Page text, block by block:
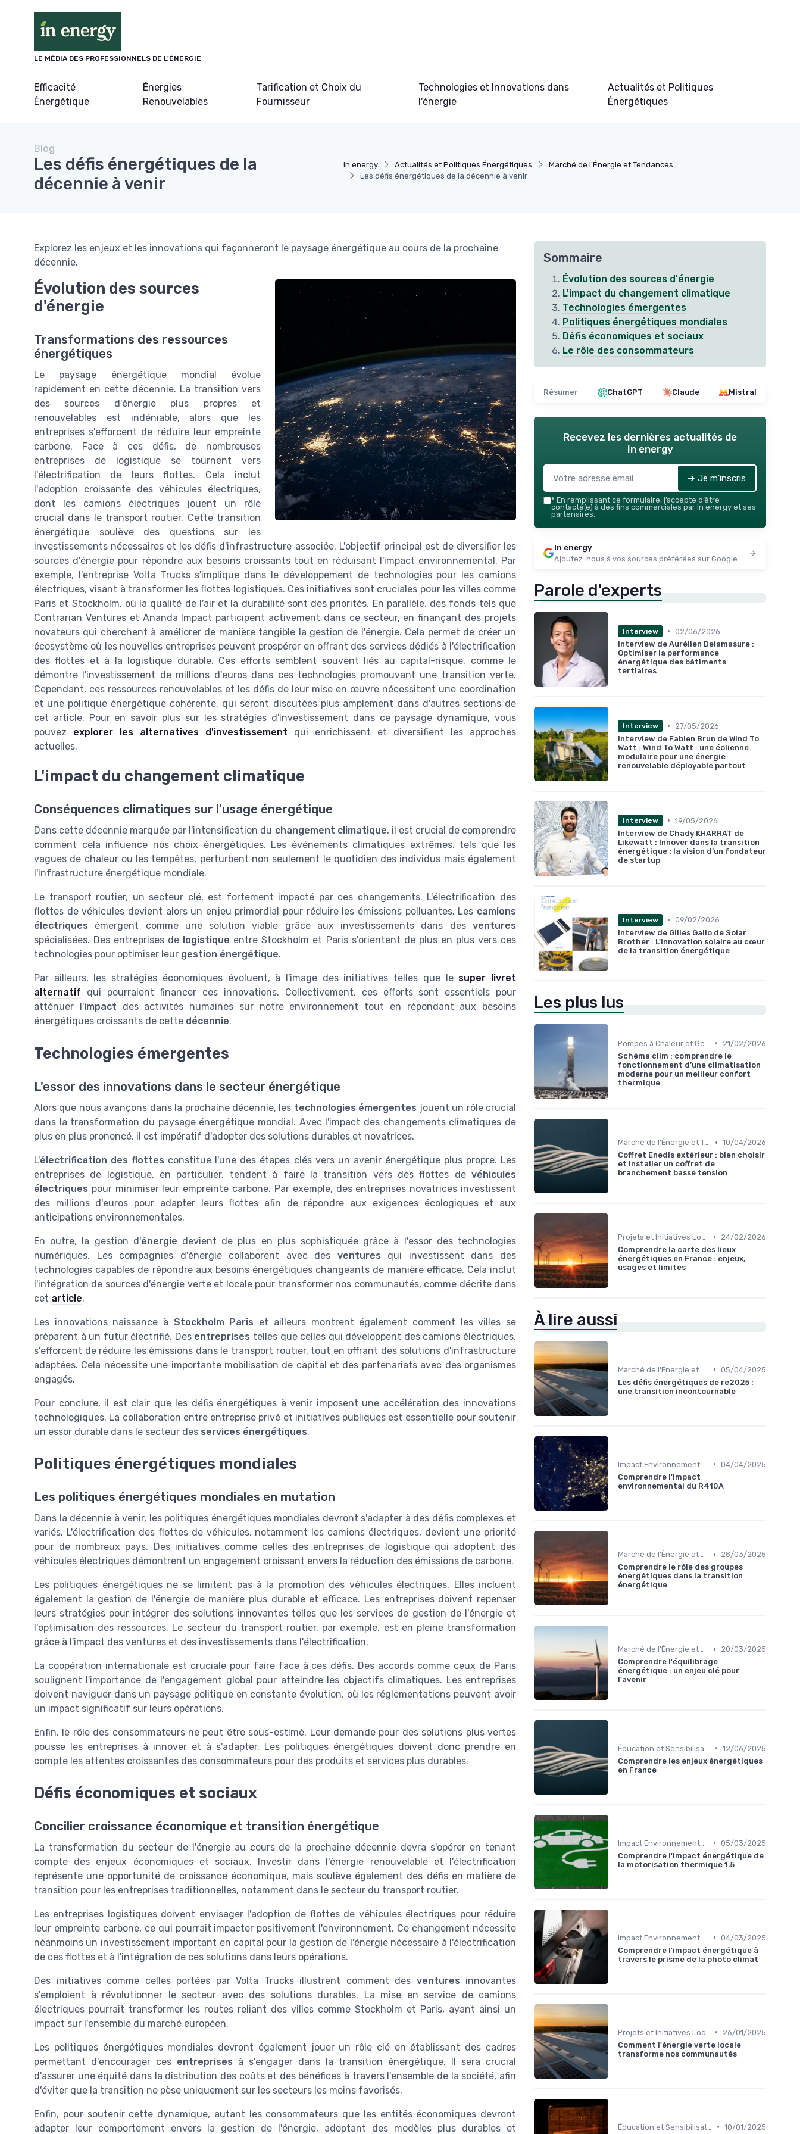
LE MÉDIA DES PROFESSIONNELS DE L'ÉNERGIE
Efficacité
Énergétique
Énergies
Renouvelables
Tarification et Choix du
Fournisseur
Technologies et Innovations dans
l'énergie
Actualités et Politiques
Énergétiques
In energy Actualités et Politiques Énergétiques
Marché de l'Énergie et Tendances
Les défis énergétiques de la décennie à venir
Blog
Les défis énergétiques de la
décennie à venir
Explorez les enjeux et les innovations qui façonneront le paysage énergétique au cours de la prochaine
décennie.
Évolution des sources
d'énergie
Transformations des ressources
énergétiques
Le paysage énergétique mondial évolue
rapidement en cette décennie. La transition vers
des sources d'énergie plus propres et
renouvelables est indéniable, alors que les
entreprises s'efforcent de réduire leur empreinte
carbone. Face à ces défis, de nombreuses
entreprises de logistique se tournent vers
l'électrification de leurs flottes. Cela inclut
l'adoption croissante des véhicules électriques,
dont les camions électriques jouent un rôle
crucial dans le transport routier. Cette transition
énergétique soulève des questions sur les
investissements nécessaires et les défis d'infrastructure associée. L'objectif principal est de diversifier les
sources d'énergie pour répondre aux besoins croissants tout en réduisant l'impact environnemental. Par
exemple, l'entreprise Volta Trucks s'implique dans le développement de technologies pour les camions
électriques, visant à transformer les flottes logistiques. Ces initiatives sont cruciales pour les villes comme
Paris et Stockholm, où la qualité de l'air et la durabilité sont des priorités. En parallèle, des fonds tels que
Contrarian Ventures et Ananda Impact participent activement dans ce secteur, en finançant des projets
novateurs qui cherchent à améliorer de manière tangible la gestion de l'énergie. Cela permet de créer un
écosystème où les nouvelles entreprises peuvent prospérer en offrant des services dédiés à l'électrification
des flottes et à la logistique durable. Ces efforts semblent souvent liés au capital-risque, comme le
démontre l'investissement de millions d'euros dans ces technologies promouvant une transition verte.
Cependant, ces ressources renouvelables et les défis de leur mise en œuvre nécessitent une coordination
et une politique énergétique cohérente, qui seront discutées plus amplement dans d'autres sections de
cet article. Pour en savoir plus sur les stratégies d'investissement dans ce paysage dynamique, vous
pouvez explorer les alternatives d'investissement qui enrichissent et diversifient les approches
actuelles.
L'impact du changement climatique
Conséquences climatiques sur l'usage énergétique
Dans cette décennie marquée par l'intensification du changement climatique, il est crucial de comprendre
comment cela influence nos choix énergétiques. Les événements climatiques extrêmes, tels que les
vagues de chaleur ou les tempêtes, perturbent non seulement le quotidien des individus mais également
l'infrastructure énergétique mondiale.
Le transport routier, un secteur clé, est fortement impacté par ces changements. L'électrification des
flottes de véhicules devient alors un enjeu primordial pour réduire les émissions polluantes. Les camions
électriques émergent comme une solution viable grâce aux investissements dans des ventures
spécialisées. Des entreprises de logistique entre Stockholm et Paris s'orientent de plus en plus vers ces
technologies pour optimiser leur gestion énergétique.
Par ailleurs, les stratégies économiques évoluent, à l'image des initiatives telles que le super livret
alternatif qui pourraient financer ces innovations. Collectivement, ces efforts sont essentiels pour
atténuer l'impact des activités humaines sur notre environnement tout en répondant aux besoins
énergétiques croissants de cette décennie.
Technologies émergentes
L'essor des innovations dans le secteur énergétique
Alors que nous avançons dans la prochaine décennie, les technologies émergentes jouent un rôle crucial
dans la transformation du paysage énergétique mondial. Avec l'impact des changements climatiques de
plus en plus prononcé, il est impératif d'adopter des solutions durables et novatrices.
L'électrification des flottes constitue l'une des étapes clés vers un avenir énergétique plus propre. Les
entreprises de logistique, en particulier, tendent à faire la transition vers des flottes de véhicules
électriques pour minimiser leur empreinte carbone. Par exemple, des entreprises novatrices investissent
des millions d'euros pour adapter leurs flottes afin de répondre aux exigences écologiques et aux
anticipations environnementales.
En outre, la gestion d'énergie devient de plus en plus sophistiquée grâce à l'essor des technologies
numériques. Les compagnies d'énergie collaborent avec des ventures qui investissent dans des
technologies capables de répondre aux besoins énergétiques changeants de manière efficace. Cela inclut
l'intégration de sources d'énergie verte et locale pour transformer nos communautés, comme décrite dans
cet article.
Les innovations naissance à Stockholm Paris et ailleurs montrent également comment les villes se
préparent à un futur électrifié. Des entreprises telles que celles qui développent des camions électriques,
s'efforcent de réduire les émissions dans le transport routier, tout en offrant des solutions d'infrastructure
adaptées. Cela nécessite une importante mobilisation de capital et des partenariats avec des organismes
engagés.
Pour conclure, il est clair que les défis énergétiques à venir imposent une accélération des innovations
technologiques. La collaboration entre entreprise privé et initiatives publiques est essentielle pour soutenir
un essor durable dans le secteur des services énergétiques.
Politiques énergétiques mondiales
Les politiques énergétiques mondiales en mutation
Dans la décennie à venir, les politiques énergétiques mondiales devront s'adapter à des défis complexes et
variés. L'électrification des flottes de véhicules, notamment les camions électriques, devient une priorité
pour de nombreux pays. Des initiatives comme celles des entreprises de logistique qui adoptent des
véhicules électriques démontrent un engagement croissant envers la réduction des émissions de carbone.
Les politiques énergétiques ne se limitent pas à la promotion des véhicules électriques. Elles incluent
également la gestion de l'énergie de manière plus durable et efficace. Les entreprises doivent repenser
leurs stratégies pour intégrer des solutions innovantes telles que les services de gestion de l'énergie et
l'optimisation des ressources. Le secteur du transport routier, par exemple, est en pleine transformation
grâce à l'impact des ventures et des investissements dans l'électrification.
La coopération internationale est cruciale pour faire face à ces défis. Des accords comme ceux de Paris
soulignent l'importance de l'engagement global pour atteindre les objectifs climatiques. Les entreprises
doivent naviguer dans un paysage politique en constante évolution, où les réglementations peuvent avoir
un impact significatif sur leurs opérations.
Enfin, le rôle des consommateurs ne peut être sous-estimé. Leur demande pour des solutions plus vertes
pousse les entreprises à innover et à s'adapter. Les politiques énergétiques doivent donc prendre en
compte les attentes croissantes des consommateurs pour des produits et services plus durables.
Défis économiques et sociaux
Concilier croissance économique et transition énergétique
La transformation du secteur de l'énergie au cours de la prochaine décennie devra s'opérer en tenant
compte des enjeux économiques et sociaux. Investir dans l'énergie renouvelable et l'électrification
représente une opportunité de croissance économique, mais soulève également des défis en matière de
transition pour les entreprises traditionnelles, notamment dans le secteur du transport routier.
Les entreprises logistiques doivent envisager l'adoption de flottes de véhicules électriques pour réduire
leur empreinte carbone, ce qui pourrait impacter positivement l'environnement. Ce changement nécessite
néanmoins un investissement important en capital pour la gestion de l'énergie nécessaire à l'électrification
de ces flottes et à l'intégration de ces solutions dans leurs opérations.
Des initiatives comme celles portées par Volta Trucks illustrent comment des ventures innovantes
s'emploient à révolutionner le secteur avec des solutions durables. La mise en service de camions
électriques pourrait transformer les routes reliant des villes comme Stockholm et Paris, ayant ainsi un
impact sur l'ensemble du marché européen.
Les politiques énergétiques mondiales devront également jouer un rôle clé en établissant des cadres
permettant d'encourager ces entreprises à s'engager dans la transition énergétique. Il sera crucial
d'assurer une équité dans la distribution des coûts et des bénéfices à travers l'ensemble de la société, afin
d'éviter que la transition ne pèse uniquement sur les secteurs les moins favorisés.
Enfin, pour soutenir cette dynamique, autant les consommateurs que les entités économiques devront
adapter leur comportement envers la gestion de l'énergie, adoptant des modèles plus durables et
Sommaire
Évolution des sources d'énergie
L'impact du changement climatique
Technologies émergentes
Politiques énergétiques mondiales
Défis économiques et sociaux
Le rôle des consommateurs
Résumer ChatGPT Claude Mistral
Recevez les dernières actualités de
In energy
➔ Je m'inscris
* En remplissant ce formulaire, j’accepte d’être
contacté(e) à des fins commerciales par In energy et ses
partenaires.
In energy
Ajoutez-nous à vos sources préférées sur Google
Parole d'experts
Interview • 02/06/2026
Interview de Aurélien Delamasure :
Optimiser la performance
énergétique des bâtiments
tertiaires
Interview •
27/05/2026
Interview de Fabien Brun de Wind To
Watt : Wind To Watt : une éolienne
modulaire pour une énergie
renouvelable déployable partout
Interview • 19/05/2026
Interview de Chady KHARRAT de
Likewatt : Innover dans la transition
énergétique : la vision d’un fondateur
de startup
Interview • 09/02/2026
Interview de Gilles Gallo de Solar
Brother : L'innovation solaire au cœur
de la transition énergétique
Les plus lus
•
21/02/2026
Schéma clim : comprendre le
fonctionnement d’une climatisation
moderne pour un meilleur confort
thermique
Marché de l'Énergie et Tendances • 10/04/2026
Coffret Enedis extérieur : bien choisir
et installer un coffret de
branchement basse tension
Projets et Initiatives Locales •
24/02/2026
Comprendre la carte des lieux
énergétiques en France : enjeux,
usages et limites
À lire aussi
• 05/04/2025
Les défis énergétiques de re2025 :
une transition incontournable
• 04/04/2025
Comprendre l'impact
environnemental du R410A
Marché de l'Énergie et Tendances •
28/03/2025
Comprendre le rôle des groupes
énergétiques dans la transition
énergétique
Marché de l'Énergie et Tendances •
20/03/2025
Comprendre l'équilibrage
énergétique : un enjeu clé pour
l'avenir
• 12/06/2025
Comprendre les enjeux énergétiques
en France
• 05/03/2025
Comprendre l'impact énergétique de
la motorisation thermique 1.5
• 04/03/2025
Comprendre l'impact énergétique à
travers le prisme de la photo climat
•
26/01/2025
Comment l'énergie verte locale
transforme nos communautés
• 10/01/2025